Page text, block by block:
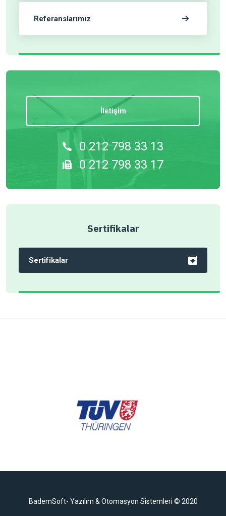
Referanslarımız
İletişim
0 212 798 33 13
0 212 798 33 17
Sertifikalar
Sertifikalar
BademSoft- Yazılım & Otomasyon Sistemleri © 2020